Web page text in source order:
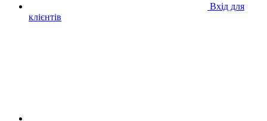
Вхід для
клієнтів